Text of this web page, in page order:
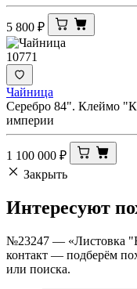
5 800 ₽
10771
Чайница
Серебро 84". Клеймо
империи
1 100 000 ₽
Закрыть
Интересуют
№23247 — «Листовка
контакт — подберём
или поиска.